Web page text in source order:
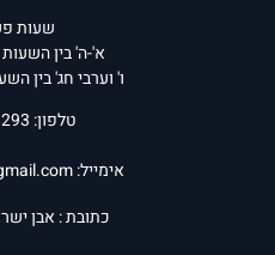
שעות
א'-ה' בין השעות 10:00-18:00
ו' וערבי חג' בין השעות
טלפון: 02-6248293
אימייל:
כתובת : אבן ישראל 3